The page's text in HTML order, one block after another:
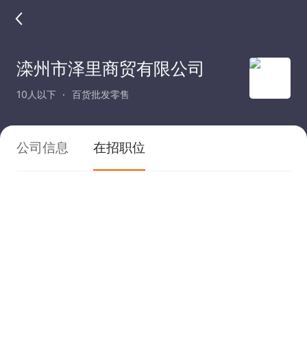
滦州市泽里商贸有限公司
10人以下 百货批发零售
公司信息 在招职位